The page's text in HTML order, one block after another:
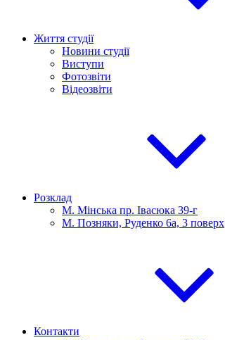
Життя студії
Новини студії
Виступи
Фотозвіти
Відеозвіти
Розклад
М. Мінська пр. Івасюка 39-г
М. Позняки, Руденко 6а, 3 поверх
Контакти